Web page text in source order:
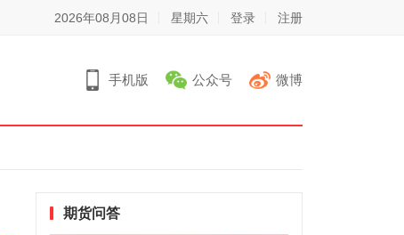
2026年08月08日 星期六 登录 注册
手机版 公众号 微博
期货问答